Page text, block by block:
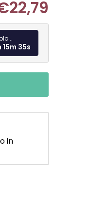
Misura
33s
in